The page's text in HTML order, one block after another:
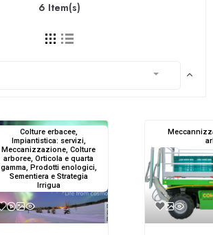
6 Item(s)
Colture erbacee,
Impiantistica: servizi,
Meccanizzazione, Colture
arboree, Orticola e quarta
gamma, Prodotti enologici,
Sementiera e Strategia
Irrigua